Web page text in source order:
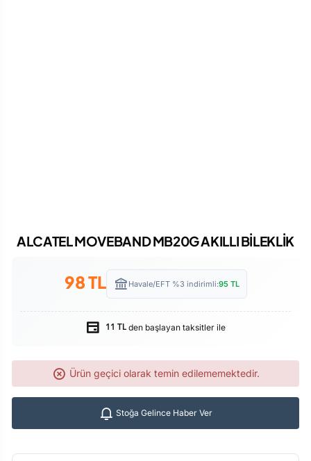
ALCATEL MOVEBAND MB20G AKILLI BİLEKLİK
98TL Havale/EFT %3 indirimli:95TL
11 TL den başlayan taksitler ile
Ürün geçici olarak temin edilememektedir.
Stoğa Gelince Haber Ver